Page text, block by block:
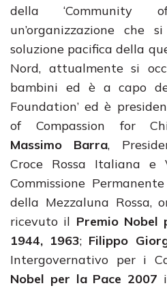
della ‘Community
un’organizzazione
soluzione pacifica della
Nord, attualmente si
bambini ed è a capo
Foundation’ ed è
of Compassion for
Massimo Barra,
Croce Rossa Italiana e
Commissione
della Mezzaluna Rossa,
ricevuto il Premio Nobel
1944, 1963; Filippo
Intergovernativo per i
Nobel per la Pace 2007